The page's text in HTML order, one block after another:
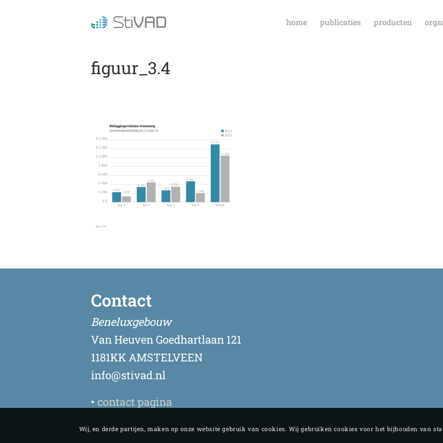
home publicaties producten
figuur_3.4
Contact
Beneluxgebouw
Van Heuven Goedhartlaan 121
1181KK AMSTELVEEN
info@stivad.nl
‣ contact pagina
Wij, en derde partijen, maken op onze website gebruik van cookies. Wij gebruiken cookies voor het bijhouden van